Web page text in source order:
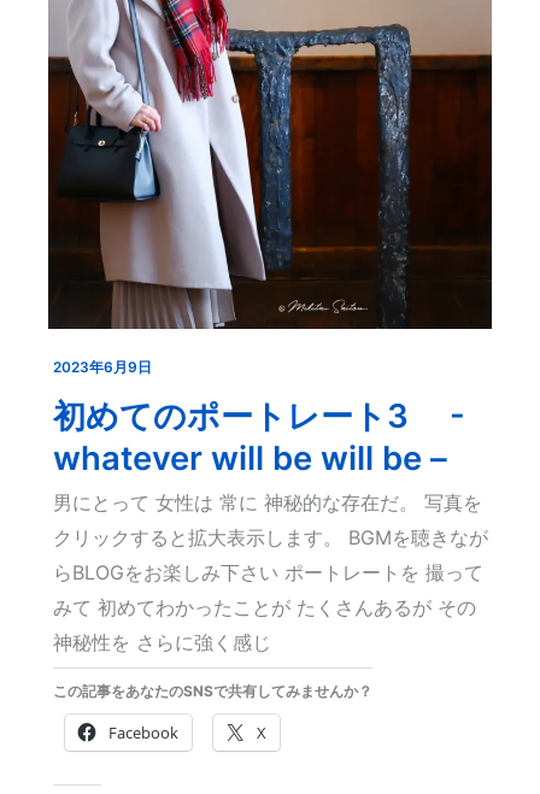
2023年6月9日
初めてのポートレート3 -
whatever will be will be –
男にとって 女性は 常に 神秘的な存在だ。 写真を
クリックすると拡大表示します。 BGMを聴きなが
らBLOGをお楽しみ下さい ポートレートを 撮って
みて 初めてわかったことが たくさんあるが その
神秘性を さらに強く感じ
この記事をあなたのSNSで共有してみませんか？
Facebook X
初
め
の
ポ
ー
ト
レ
ー
ト
-